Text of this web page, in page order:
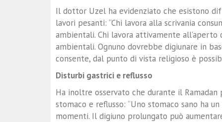
Il dottor Uzel ha evidenziato che esistono
lavori pesanti: “Chi lavora alla scrivania
ambientali. Chi lavora attivamente
ambientali. Ognuno dovrebbe digiunare in
consente, dal punto di vista religioso è
Disturbi gastrici e reflusso
Ha inoltre osservato che durante il
stomaco e reflusso: “Uno stomaco sano ha
momenti. Il digiuno prolungato può